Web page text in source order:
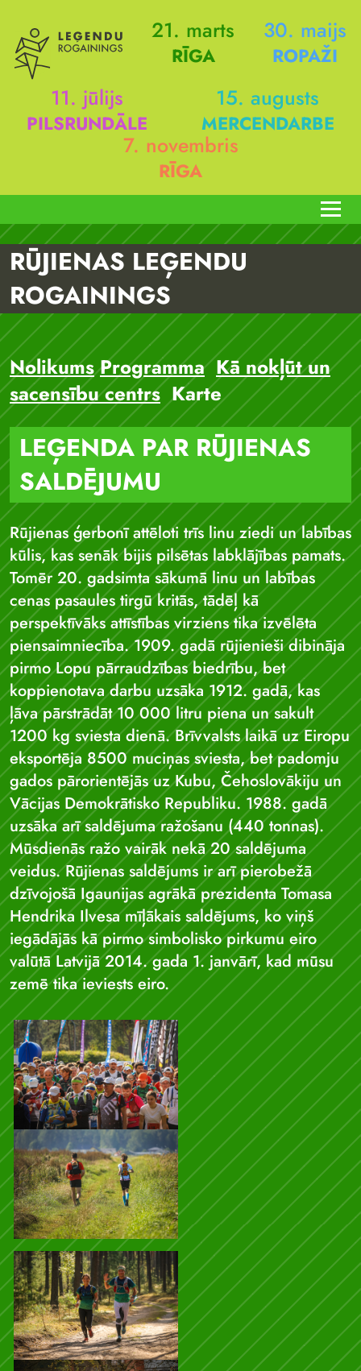
21. marts
RĪGA
30. maijs
ROPAŽI
11. jūlijs
PILSRUNDĀLE
15. augusts
MERCENDARBE
7. novembris
RĪGA
RŪJIENAS LEĢENDU
ROGAININGS
Nolikums Programma Kā nokļūt un
sacensību centrsKarte
LEĢENDA PAR RŪJIENAS
SALDĒJUMU
Rūjienas ģerbonī attēloti trīs linu ziedi un labības
kūlis, kas senāk bijis pilsētas labklājības pamats.
Tomēr 20. gadsimta sākumā linu un labības
cenas pasaules tirgū kritās, tādēļ kā
perspektīvāks attīstības virziens tika izvēlēta
piensaimniecība. 1909. gadā rūjienieši dibināja
pirmo Lopu pārraudzības biedrību, bet
koppienotava darbu uzsāka 1912. gadā, kas
ļāva pārstrādāt 10 000 litru piena un sakult
1200 kg sviesta dienā. Brīvvalsts laikā uz Eiropu
eksportēja 8500 muciņas sviesta, bet padomju
gados pārorientējās uz Kubu, Čehoslovākiju un
Vācijas Demokrātisko Republiku. 1988. gadā
uzsāka arī saldējuma ražošanu (440 tonnas).
Mūsdienās ražo vairāk nekā 20 saldējuma
veidus. Rūjienas saldējums ir arī pierobežā
dzīvojošā Igaunijas agrākā prezidenta Tomasa
Hendrika Ilvesa mīļākais saldējums, ko viņš
iegādājās kā pirmo simbolisko pirkumu eiro
valūtā Latvijā 2014. gada 1. janvārī, kad mūsu
zemē tika ieviests eiro.